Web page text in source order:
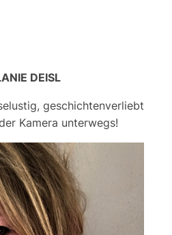
DEISL
geschichtenverliebt
Kamera unterwegs!